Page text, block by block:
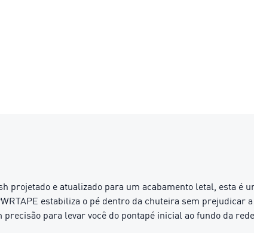
projetado e atualizado para um acabamento letal, esta é
estabiliza o pé dentro da chuteira sem prejudicar
para levar você do pontapé inicial ao fundo da